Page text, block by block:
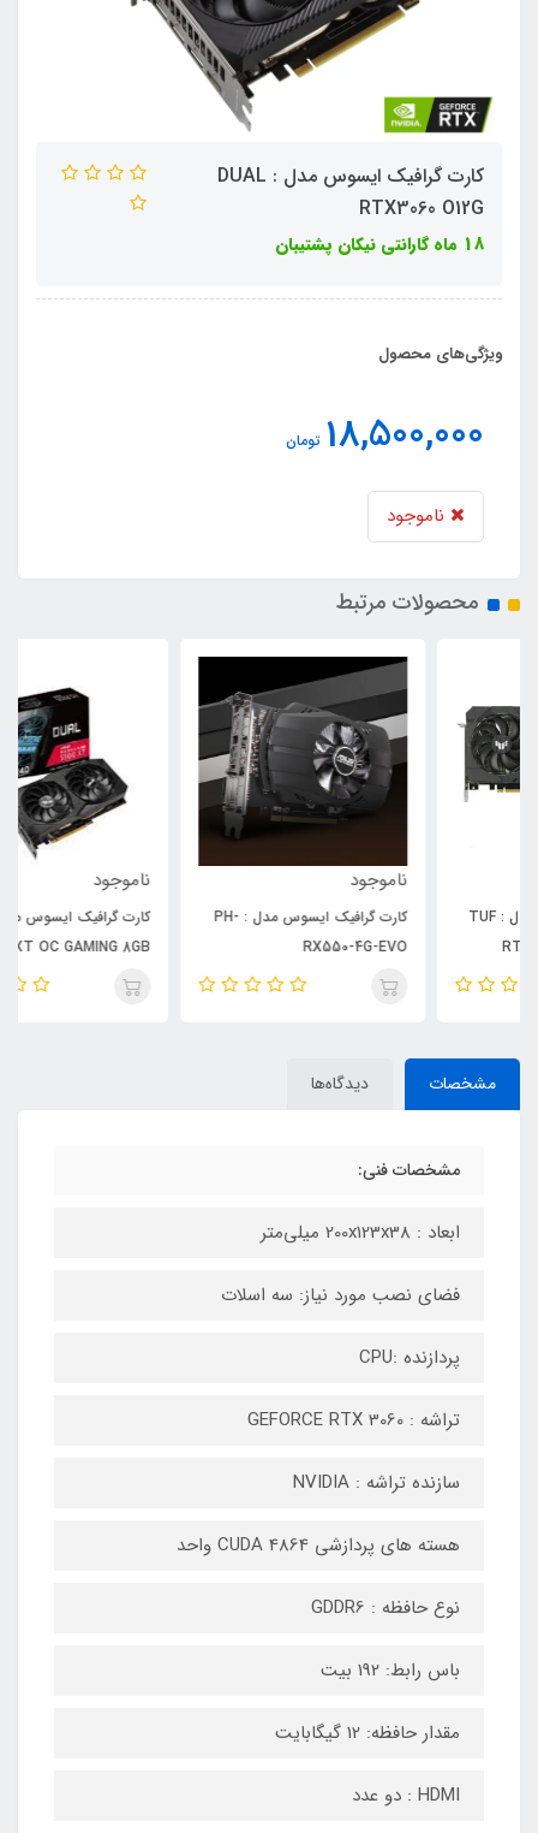
کارت گرافیک ایسوس مدل : DUAL
RTX3060 O12G
18 ماه گارانتی نیکان پشتیبان
ویژگی‌های محصول
18,500,000 تومان
ناموجود
محصولات مرتبط
کارت گرافیک ایسوس مدل : PH-
RX550-4G-EVO
کارت گرافیک ایسوس مدل : DUL
RX5500XT OC GAMING 8GB
مشخصات دیدگاه‌ها
مشخصات فنی:
ابعاد : 200x123x38 میلی‌متر
فضای نصب مورد نیاز: سه اسلات
پردازنده :CPU
تراشه : GEFORCE RTX 3060
سازنده تراشه : NVIDIA
هسته های پردازشی CUDA 4864 واحد
نوع حافظه : GDDR6
باس رابط: 192 بیت
مقدار حافظه: 12 گیگابایت
HDMI : دو عدد